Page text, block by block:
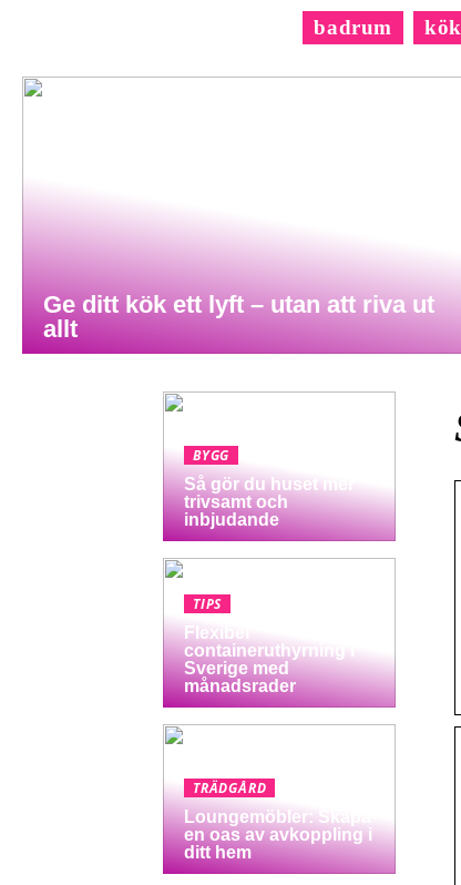
badrum kök
Ge ditt kök ett lyft – utan att riva ut
allt
BYGG
Så gör du huset mer
trivsamt och
inbjudande
TIPS
Flexibel
containeruthyrning i
Sverige med
månadsrader
TRÄDGÅRD
Loungemöbler: Skapa
en oas av avkoppling i
ditt hem